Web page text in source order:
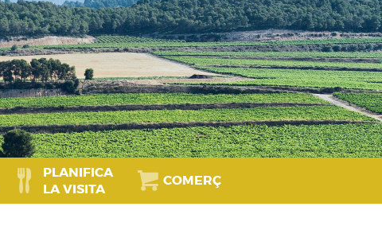
PLANIFICA
LA VISITA
COMERÇ